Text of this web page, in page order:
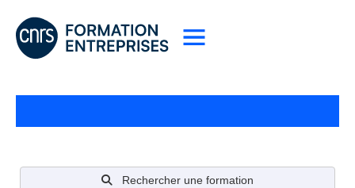
Rechercher une formation